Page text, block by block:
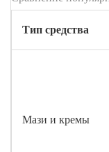
Тип средства
Мази и кремы